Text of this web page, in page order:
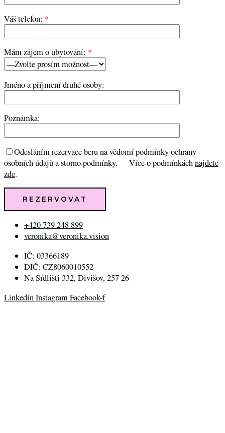
Váš telefon: *
Mám zájem o ubytování: *
Jméno a příjmení druhé osoby:
Poznámka:
Odesláním rezervace beru na vědomí podmínky ochrany
osobních údajů a storno podmínky. Více o podmínkáchnajdete
zde.
+420 739 248 899
veronika@veronika.vision
IČ: 03366189
DIČ: CZ8060010552
Na Sídlišti 332, Divišov, 257 26
LinkedinInstagramFacebook-f